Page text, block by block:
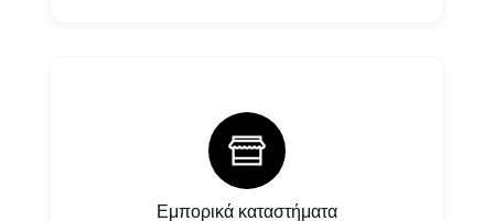
Εμπορικά καταστήματα